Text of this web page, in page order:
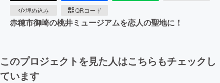
埋め込み
QRコード
赤穂市御崎の桃井ミュージアムを恋人の聖地に！
このプロジェクトを見た人はこちらもチェックし
ています